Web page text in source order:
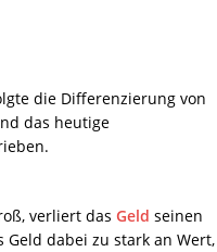
die Differenzierung von
das heutige
verliert das Geld seinen
dabei zu stark an Wert,